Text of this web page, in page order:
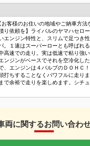
お客様のお住いの地域やご納車方
り依頼を】ライバルのヤマハセロ
エンジン特性と、スリムで足つき
。１速はスーパーローとも呼ばれ
高速での走り。実は低速で粘り強
ンジンがベースでそれを空冷化し
、エンジンは４バルブのＤＯＨＣ
打ちすることなくパワフルに走り
で余裕で走りを楽しめます。シチ
両に関するお問い合わ